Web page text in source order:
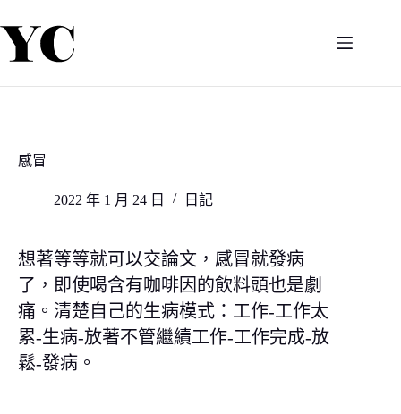
至
感冒
2022 年 1 月 24 日 日記
想著等等就可以交論文，感冒就發病
了，即使喝含有咖啡因的飲料頭也是劇
痛。清楚自己的生病模式：工作-工作太
累-生病-放著不管繼續工作-工作完成-放
鬆-發病。